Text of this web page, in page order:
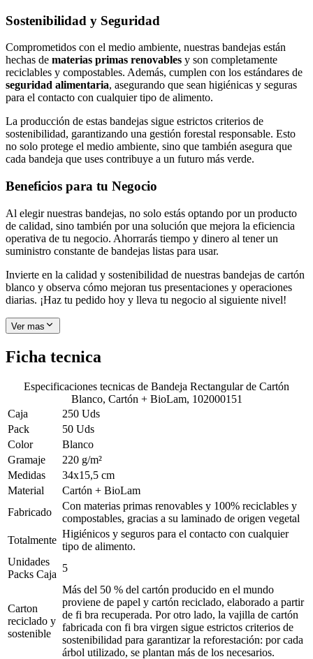
Sostenibilidad y Seguridad
Comprometidos con el medio ambiente, nuestras bandejas están
hechas de materias primas renovables y son completamente
reciclables y compostables. Además, cumplen con los estándares de
seguridad alimentaria, asegurando que sean higiénicas y seguras
para el contacto con cualquier tipo de alimento.
La producción de estas bandejas sigue estrictos criterios de
sostenibilidad, garantizando una gestión forestal responsable. Esto
no solo protege el medio ambiente, sino que también asegura que
cada bandeja que uses contribuye a un futuro más verde.
Beneficios para tu Negocio
Al elegir nuestras bandejas, no solo estás optando por un producto
de calidad, sino también por una solución que mejora la eficiencia
operativa de tu negocio. Ahorrarás tiempo y dinero al tener un
suministro constante de bandejas listas para usar.
Invierte en la calidad y sostenibilidad de nuestras bandejas de cartón
blanco y observa cómo mejoran tus presentaciones y operaciones
diarias. ¡Haz tu pedido hoy y lleva tu negocio al siguiente nivel!
Ver mas
Ficha tecnica
Especificaciones tecnicas de Bandeja Rectangular de Cartón
Blanco, Cartón + BioLam, 102000151
Caja
250 Uds
Pack
50 Uds
Color
Blanco
Gramaje
220 g/m²
Medidas
34x15,5 cm
Material
Cartón + BioLam
Fabricado
Con materias primas renovables y 100% reciclables y
compostables, gracias a su laminado de origen vegetal
Totalmente
Higiénicos y seguros para el contacto con cualquier
tipo de alimento.
Unidades
Packs Caja
5
Carton
reciclado y
sostenible
Más del 50 % del cartón producido en el mundo
proviene de papel y cartón reciclado, elaborado a partir
de fi bra recuperada. Por otro lado, la vajilla de cartón
fabricada con fi bra virgen sigue estrictos criterios de
sostenibilidad para garantizar la reforestación: por cada
árbol utilizado, se plantan más de los necesarios.